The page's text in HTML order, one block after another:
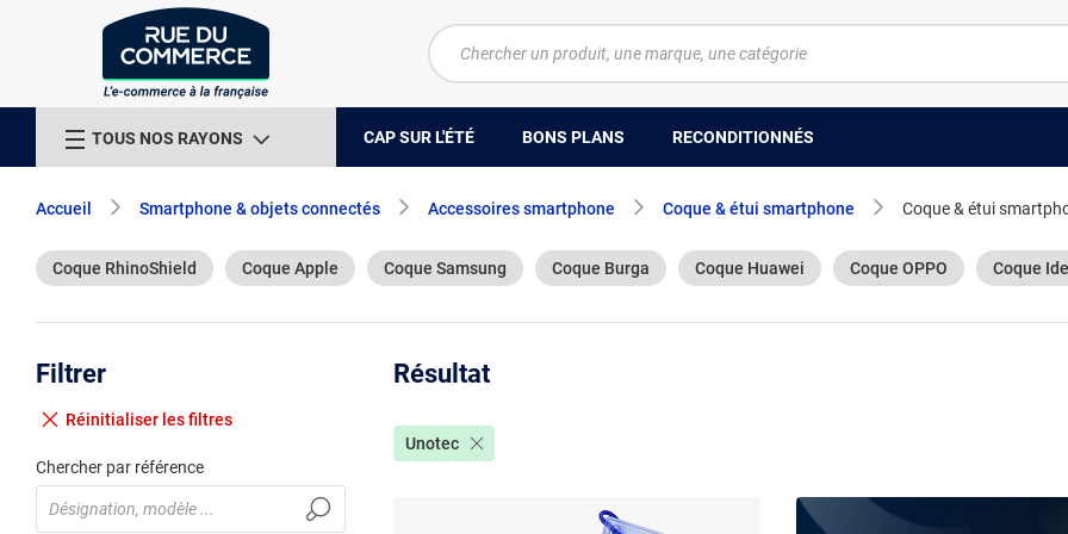
TOUS NOS RAYONS CAP SUR L'ÉTÉ BONS PLANS RECONDITIONNÉS
Accueil Smartphone & objets connectés Accessoires smartphone Coque & étui smartphone Coque & étui
Coque RhinoShield Coque Apple Coque Samsung Coque Burga Coque Huawei Coque OPPO Coque
Filtrer
Réinitialiser les filtres
Chercher par référence
Résultat
Unotec